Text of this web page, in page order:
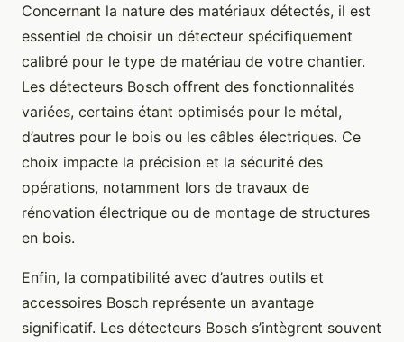
Concernant la nature des matériaux détectés, il est
essentiel de choisir un détecteur spécifiquement
calibré pour le type de matériau de votre chantier.
Les détecteurs Bosch offrent des fonctionnalités
variées, certains étant optimisés pour le métal,
d’autres pour le bois ou les câbles électriques. Ce
choix impacte la précision et la sécurité des
opérations, notamment lors de travaux de
rénovation électrique ou de montage de structures
en bois.
Enfin, la compatibilité avec d’autres outils et
accessoires Bosch représente un avantage
significatif. Les détecteurs Bosch s’intègrent souvent